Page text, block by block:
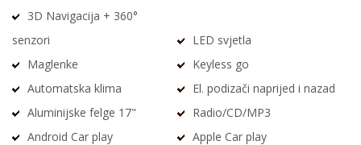
3D Navigacija + 360°
senzori
LED svjetla
Maglenke
Keyless go
Automatska klima
El. podizači naprijed i nazad
Aluminijske felge 17"
Radio/CD/MP3
Android Car play
Apple Car play